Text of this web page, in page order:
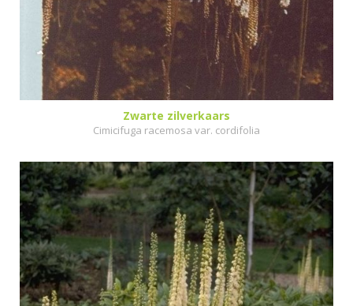
Zwarte zilverkaars
Cimicifuga racemosa var. cordifolia